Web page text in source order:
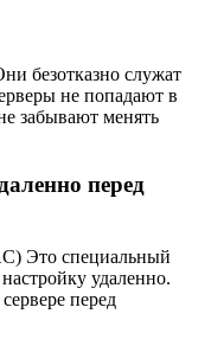
безотказно служат
не попадают в
забывают менять
перед
Это специальный
удаленно.
перед